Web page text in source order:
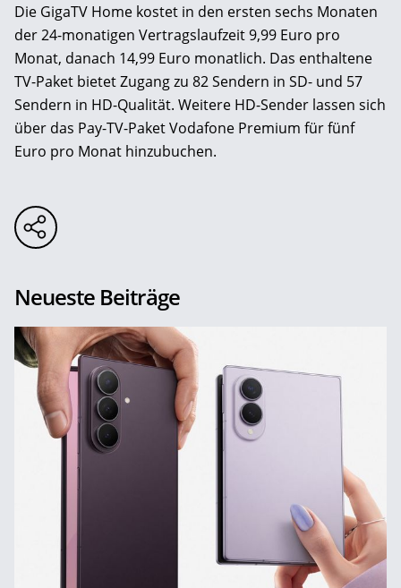
Die GigaTV Home kostet in den ersten sechs Monaten
der 24-monatigen Vertragslaufzeit 9,99 Euro pro
Monat, danach 14,99 Euro monatlich. Das enthaltene
TV-Paket bietet Zugang zu 82 Sendern in SD- und 57
Sendern in HD-Qualität. Weitere HD-Sender lassen sich
über das Pay-TV-Paket Vodafone Premium für fünf
Euro pro Monat hinzubuchen.
Neueste Beiträge